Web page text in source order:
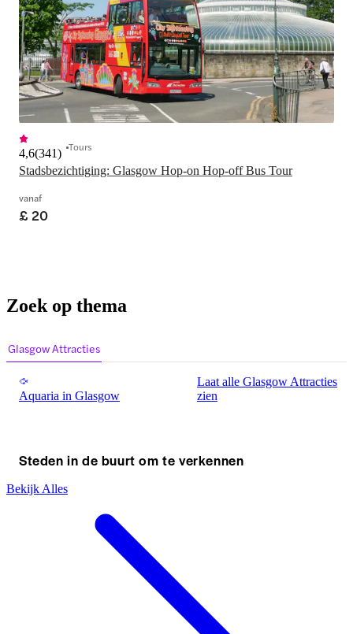
Stadsbezichtiging: Glasgow Hop-on Hop-off Bus Tour
4,6(341) Tours
vanaf
£ 20
Zoek op thema
Glasgow Attracties
Aquaria in Glasgow
Laat alle Glasgow Attracties
zien
Steden in de buurt om te verkennen
Bekijk Alles